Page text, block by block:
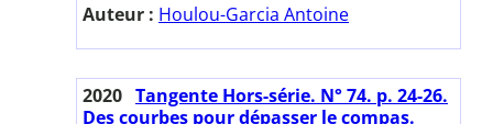
Auteur : Houlou-Garcia Antoine
2020 Tangente Hors-série. N° 74. p. 24-26.
Des courbes pour dépasser le compas.